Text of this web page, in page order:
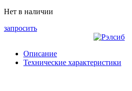
Нет в наличии
запросить
Описание
Технические характеристики